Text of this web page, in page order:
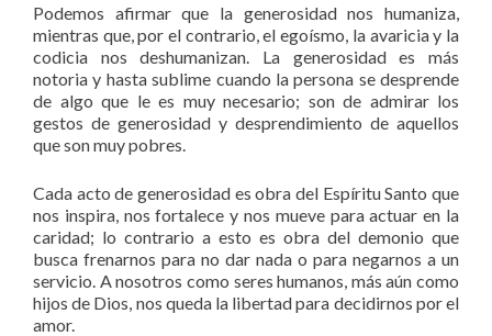
Podemos afirmar que la generosidad nos humaniza,
mientras que, por el contrario, el egoísmo, la avaricia y la
codicia nos deshumanizan. La generosidad es más
notoria y hasta sublime cuando la persona se desprende
de algo que le es muy necesario; son de admirar los
gestos de generosidad y desprendimiento de aquellos
que son muy pobres.
Cada acto de generosidad es obra del Espíritu Santo que
nos inspira, nos fortalece y nos mueve para actuar en la
caridad; lo contrario a esto es obra del demonio que
busca frenarnos para no dar nada o para negarnos a un
servicio. A nosotros como seres humanos, más aún como
hijos de Dios, nos queda la libertad para decidirnos por el
amor.